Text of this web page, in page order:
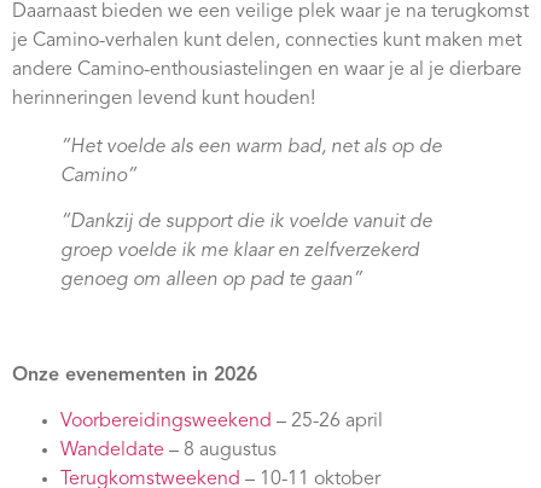
Daarnaast bieden we een veilige plek waar je na terugkomst
je Camino-verhalen kunt delen, connecties kunt maken met
andere Camino-enthousiastelingen en waar je al je dierbare
herinneringen levend kunt houden!
“Het voelde als een warm bad, net als op de
Camino”
“Dankzij de support die ik voelde vanuit de
groep voelde ik me klaar en zelfverzekerd
genoeg om alleen op pad te gaan”
Onze evenementen in 2026
Voorbereidingsweekend – 25-26 april
Wandeldate – 8 augustus
Terugkomstweekend – 10-11 oktober